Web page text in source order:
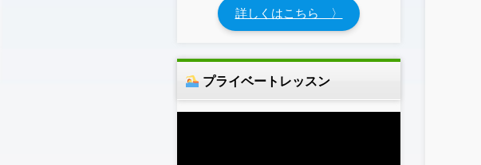
詳しくはこちら 〉
プライベートレッスン